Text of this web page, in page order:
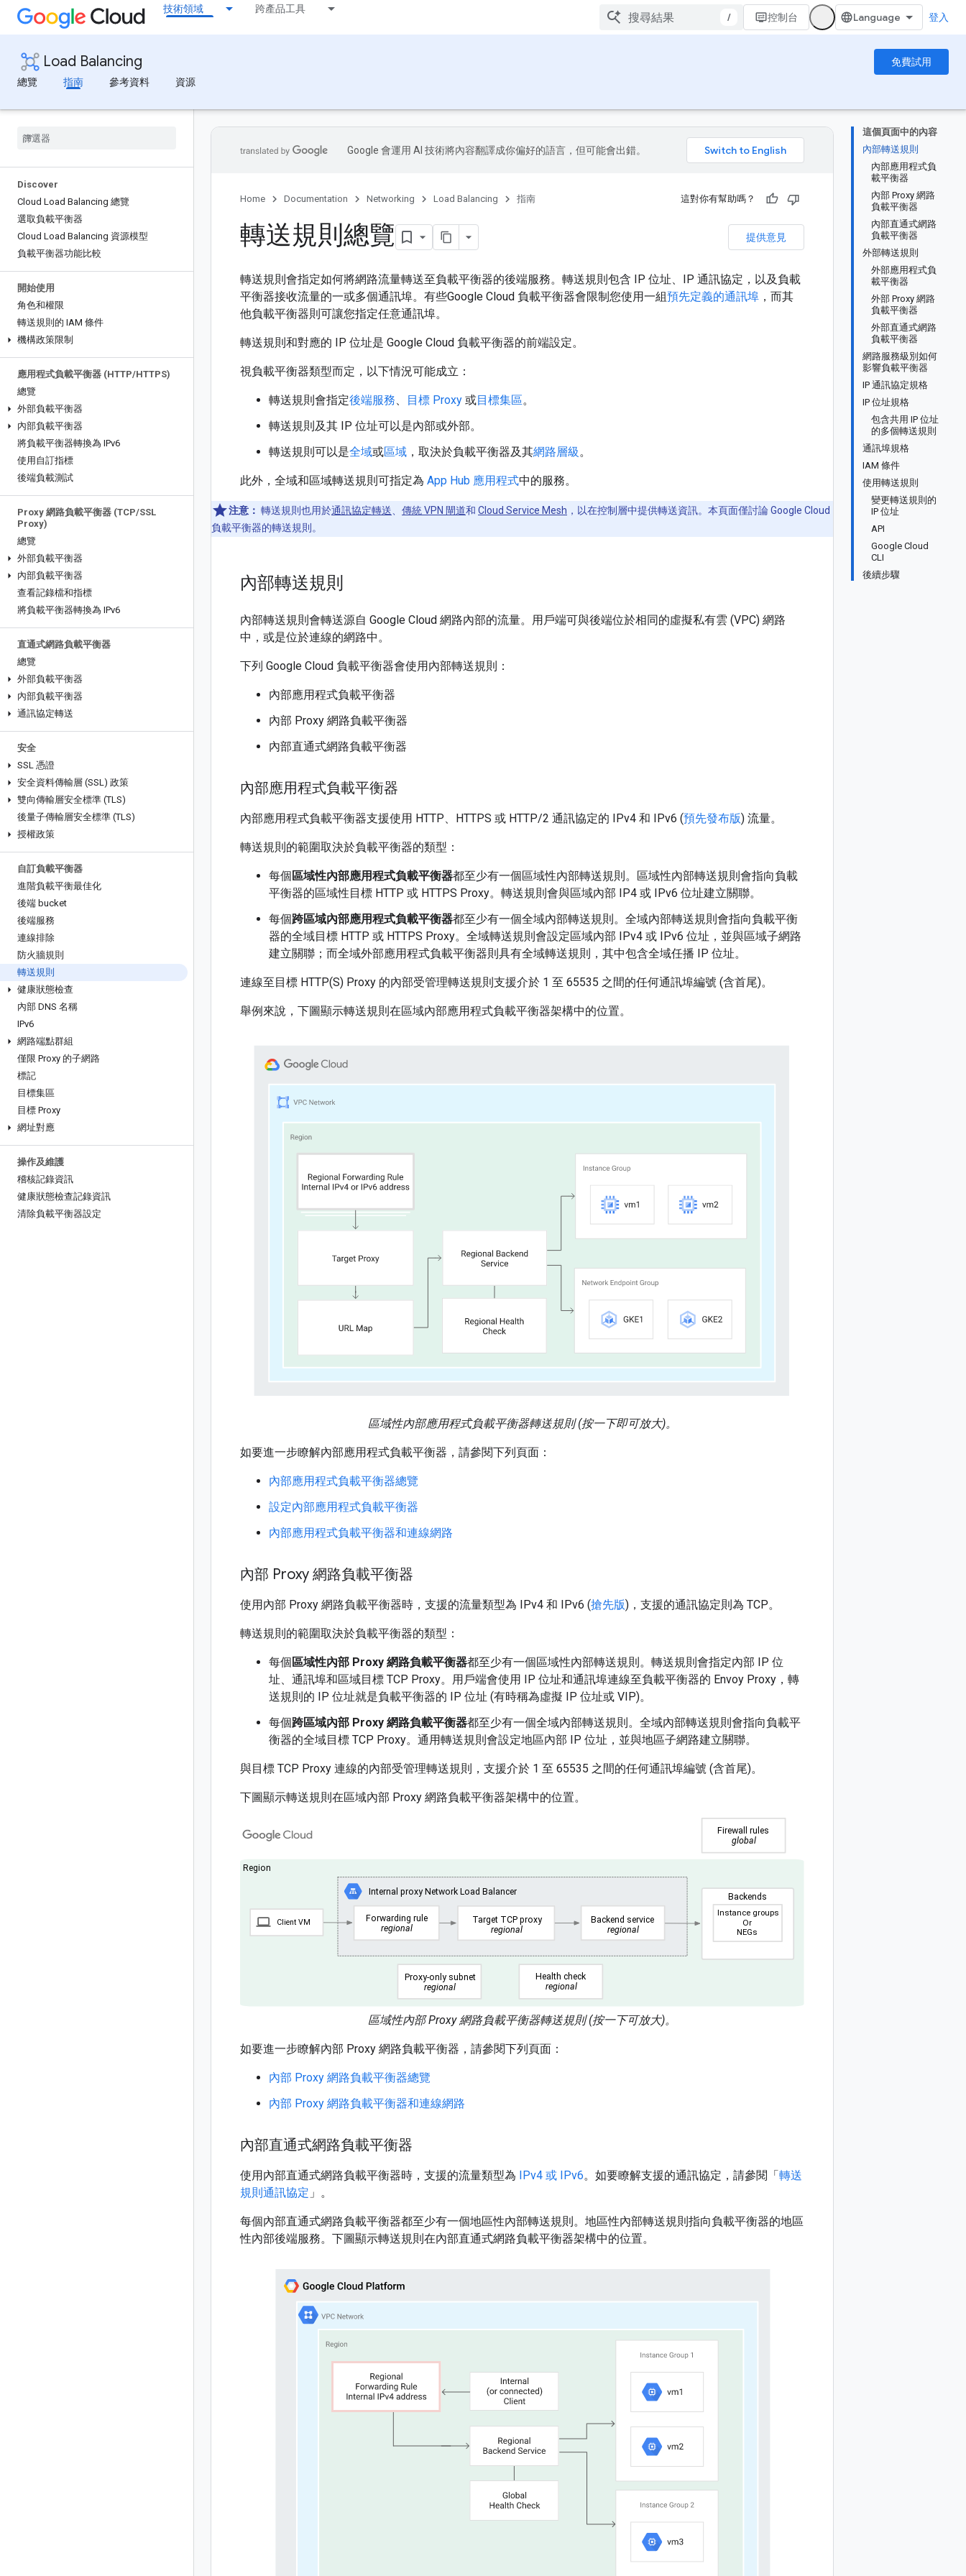
技術領域 跨產品工具
/ 控制台 登入
Load Balancing
免費試用
總覽
指南 參考資料 資源
Discover
Cloud Load Balancing 總覽
選取負載平衡器
Cloud Load Balancing 資源模型
負載平衡器功能比較
開始使用
角色和權限
轉送規則的 IAM 條件
機構政策限制
應用程式負載平衡器 (HTTP/HTTPS)
總覽
外部負載平衡器
內部負載平衡器
將負載平衡器轉換為 IPv6
使用自訂指標
後端負載測試
Proxy 網路負載平衡器 (TCP/SSL
Proxy)
總覽
外部負載平衡器
內部負載平衡器
查看記錄檔和指標
將負載平衡器轉換為 IPv6
直通式網路負載平衡器
總覽
外部負載平衡器
內部負載平衡器
通訊協定轉送
安全
SSL 憑證
安全資料傳輸層 (SSL) 政策
雙向傳輸層安全標準 (TLS)
後量子傳輸層安全標準 (TLS)
授權政策
自訂負載平衡器
進階負載平衡最佳化
後端 bucket
後端服務
連線排除
防火牆規則
轉送規則
健康狀態檢查
內部 DNS 名稱
IPv6
網路端點群組
僅限 Proxy 的子網路
標記
目標集區
目標 Proxy
網址對應
操作及維護
稽核記錄資訊
健康狀態檢查記錄資訊
清除負載平衡器設定
這個頁面中的內容
內部轉送規則
內部應用程式負
載平衡器
內部 Proxy 網路
負載平衡器
內部直通式網路
負載平衡器
外部轉送規則
外部應用程式負
載平衡器
外部 Proxy 網路
負載平衡器
外部直通式網路
負載平衡器
網路服務級別如何
影響負載平衡器
IP 通訊協定規格
IP 位址規格
包含共用 IP 位址
的多個轉送規則
通訊埠規格
IAM 條件
使用轉送規則
變更轉送規則的
IP 位址
API
Google Cloud
CLI
後續步驟
Google 會運用 AI 技術將內容翻譯成你偏好的語言，但可能會出錯。
Home Documentation Networking Load Balancing 指南 這對你有幫助嗎？
提供意見
轉送規則總覽
轉送規則會指定如何將網路流量轉送至負載平衡器的後端服務。轉送規則包含 IP 位址、IP 通訊協定，以及負載
平衡器接收流量的一或多個通訊埠。有些Google Cloud 負載平衡器會限制您使用一組預先定義的通訊埠 ，而其
他負載平衡器則可讓您指定任意通訊埠。
轉送規則和對應的 IP 位址是 Google Cloud 負載平衡器的前端設定。
視負載平衡器類型而定，以下情況可能成立：
轉送規則會指定後端服務、 目標 Proxy 或目標集區。
轉送規則及其 IP 位址可以是內部或外部。
轉送規則可以是全域或區域 ，取決於負載平衡器及其網路層級。
此外，全域和區域轉送規則可指定為 App Hub 應用程式中的服務。
注意： 轉送規則也用於通訊協定轉送 傳統 VPN 閘道和 Cloud Service Mesh ，以在控制層中提供轉送資訊。本頁面僅討論 Google Cloud
負載平衡器的轉送規則。
內部轉送規則
內部轉送規則會轉送源自 Google Cloud 網路內部的流量。用戶端可與後端位於相同的虛擬私有雲 (VPC) 網路
中，或是位於連線的網路中。
下列 Google Cloud 負載平衡器會使用內部轉送規則：
內部應用程式負載平衡器
內部 Proxy 網路負載平衡器
內部直通式網路負載平衡器
內部應用程式負載平衡器
內部應用程式負載平衡器支援使用 HTTP、HTTPS 或 HTTP/2 通訊協定的 IPv4 和 IPv6 (預先發布版) 流量。
轉送規則的範圍取決於負載平衡器的類型：
每個區域性內部應用程式負載平衡器都至少有一個區域性內部轉送規則。區域性內部轉送規則會指向負載
平衡器的區域性目標 HTTP 或 HTTPS Proxy。轉送規則會與區域內部 IP4 或 IPv6 位址建立關聯。
每個跨區域內部應用程式負載平衡器都至少有一個全域內部轉送規則。全域內部轉送規則會指向負載平衡
器的全域目標 HTTP 或 HTTPS Proxy。全域轉送規則會設定區域內部 IPv4 或 IPv6 位址，並與區域子網路
建立關聯；而全域外部應用程式負載平衡器則具有全域轉送規則，其中包含全域任播 IP 位址。
連線至目標 HTTP(S) Proxy 的內部受管理轉送規則支援介於 1 至 65535 之間的任何通訊埠編號 (含首尾)。
舉例來說，下圖顯示轉送規則在區域內部應用程式負載平衡器架構中的位置。
區域性內部應用程式負載平衡器轉送規則 (按一下即可放大)。
如要進一步瞭解內部應用程式負載平衡器，請參閱下列頁面：
內部應用程式負載平衡器總覽
設定內部應用程式負載平衡器
內部應用程式負載平衡器和連線網路
內部 Proxy 網路負載平衡器
使用內部 Proxy 網路負載平衡器時，支援的流量類型為 IPv4 和 IPv6 (搶先版)，支援的通訊協定則為 TCP。
轉送規則的範圍取決於負載平衡器的類型：
每個區域性內部 Proxy 網路負載平衡器都至少有一個區域性內部轉送規則。轉送規則會指定內部 IP 位
址、通訊埠和區域目標 TCP Proxy。用戶端會使用 IP 位址和通訊埠連線至負載平衡器的 Envoy Proxy，轉
送規則的 IP 位址就是負載平衡器的 IP 位址 (有時稱為虛擬 IP 位址或 VIP)。
每個跨區域內部 Proxy 網路負載平衡器都至少有一個全域內部轉送規則。全域內部轉送規則會指向負載平
衡器的全域目標 TCP Proxy。通用轉送規則會設定地區內部 IP 位址，並與地區子網路建立關聯。
與目標 TCP Proxy 連線的內部受管理轉送規則，支援介於 1 至 65535 之間的任何通訊埠編號 (含首尾)。
下圖顯示轉送規則在區域內部 Proxy 網路負載平衡器架構中的位置。
區域性內部 Proxy 網路負載平衡器轉送規則 (按一下可放大)。
如要進一步瞭解內部 Proxy 網路負載平衡器，請參閱下列頁面：
內部 Proxy 網路負載平衡器總覽
內部 Proxy 網路負載平衡器和連線網路
內部直通式網路負載平衡器
使用內部直通式網路負載平衡器時，支援的流量類型為 IPv4 或 IPv6。如要瞭解支援的通訊協定，請參閱「 轉送
規則通訊協定 」。
每個內部直通式網路負載平衡器都至少有一個地區性內部轉送規則。地區性內部轉送規則指向負載平衡器的地區
性內部後端服務。下圖顯示轉送規則在內部直通式網路負載平衡器架構中的位置。